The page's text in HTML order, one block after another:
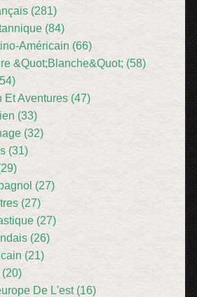
(281)
(84)
Américain (66)
&Quot;Blanche&Quot; (58)
Et Aventures (47)
(33)
(32)
(31)
(27)
(27)
(27)
(26)
(21)
(20)
De L'est (16)